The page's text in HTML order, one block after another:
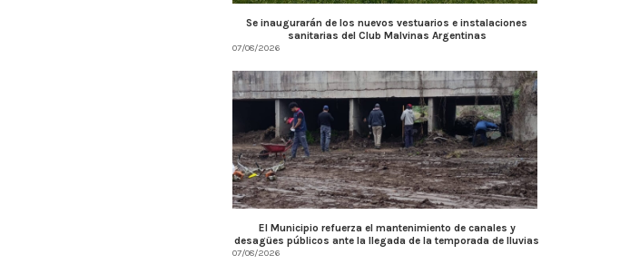
Se inaugurarán de los nuevos vestuarios e instalaciones
sanitarias del Club Malvinas Argentinas
07/08/2026
El Municipio refuerza el mantenimiento de canales y
desagües públicos ante la llegada de la temporada de lluvias
07/08/2026